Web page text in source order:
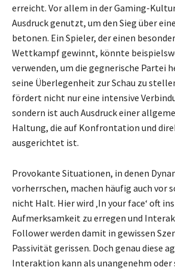
erreicht. Vor allem in der Gaming-
Ausdruck genutzt, um den Sieg über
betonen. Ein Spieler, der einen
Wettkampf gewinnt, könnte
verwenden, um die gegnerische Partei
seine Überlegenheit zur Schau zu
fördert nicht nur eine intensive
sondern ist auch Ausdruck einer
Haltung, die auf Konfrontation und
ausgerichtet ist.
Provokante Situationen, in denen
vorherrschen, machen häufig auch vor
nicht Halt. Hier wird ‚In your face‘ oft
Aufmerksamkeit zu erregen und
Follower werden damit in gewissen
Passivität gerissen. Doch genau diese
Interaktion kann als unangenehm oder